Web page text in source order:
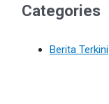
Categories
Berita Terkini